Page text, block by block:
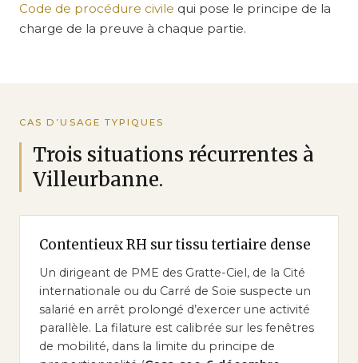
Code de procédure civile qui pose le principe de la
charge de la preuve à chaque partie.
CAS D’USAGE TYPIQUES
Trois situations récurrentes à
Villeurbanne.
Contentieux RH sur tissu tertiaire dense
Un dirigeant de PME des Gratte-Ciel, de la Cité
internationale ou du Carré de Soie suspecte un
salarié en arrêt prolongé d’exercer une activité
parallèle. La filature est calibrée sur les fenêtres
de mobilité, dans la limite du principe de